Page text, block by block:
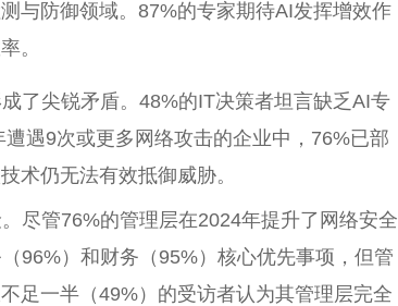
与防御领域。87%的专家期待AI发挥增效作
。
了尖锐矛盾。48%的IT决策者坦言缺乏AI专
遇9次或更多网络攻击的企业中，76%已部
术仍无法有效抵御威胁。
尽管76%的管理层在2024年提升了网络安全
96%）和财务（95%）核心优先事项，但管
足一半（49%）的受访者认为其管理层完全